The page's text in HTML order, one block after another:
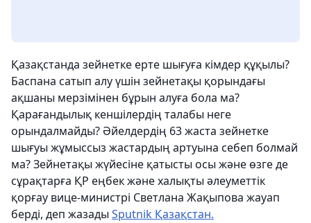
Қазақстанда зейнетке ерте шығуға кімдер құқылы?
Баспана сатып алу үшін зейнетақы қорындағы
ақшаны мерзімінен бұрын алуға бола ма?
Қарағандылық кеншілердің талабы неге
орындалмайды? Әйелдердің 63 жаста зейнетке
шығуы жұмыссыз жастардың артуына себеп болмай
ма? Зейнетақы жүйесіне қатысты осы және өзге де
сұрақтарға ҚР еңбек және халықты әлеуметтік
қорғау вице-министрі Светлана Жақыпова жауап
берді, деп жазады Sputnik Қазақстан.